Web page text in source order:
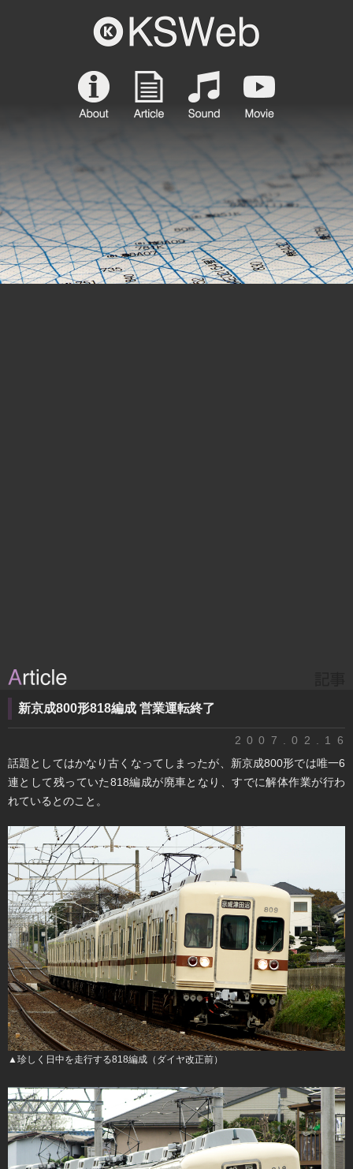
新京成800形818編成 営業運転終了
2007.02.16
話題としてはかなり古くなってしまったが、新京成800形では唯一6
連として残っていた818編成が廃車となり、すでに解体作業が行わ
れているとのこと。
▲珍しく日中を走行する818編成（ダイヤ改正前）